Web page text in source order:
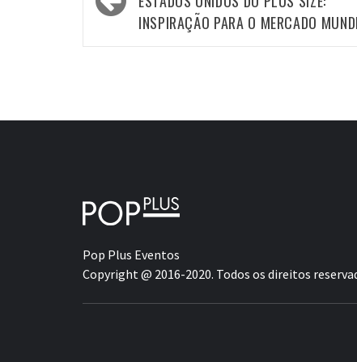
INSPIRAÇÃO PARA O MERCADO
Pop Plus Eventos
Copyright @ 2016-2020. Todos os direitos